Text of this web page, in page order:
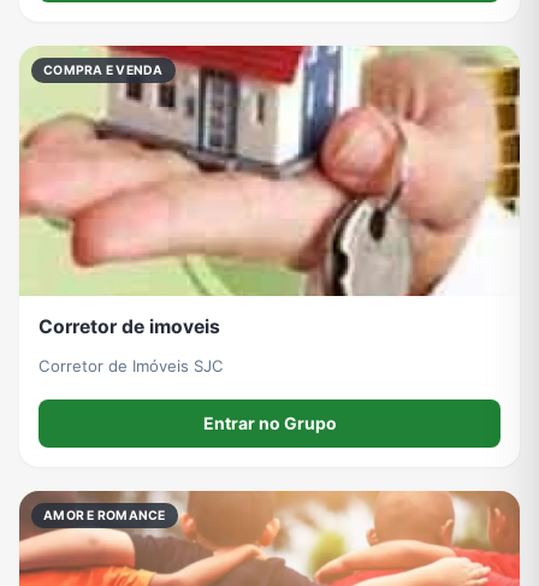
COMPRA E VENDA
Corretor de imoveis
Corretor de Imóveis SJC
Entrar no Grupo
AMOR E ROMANCE